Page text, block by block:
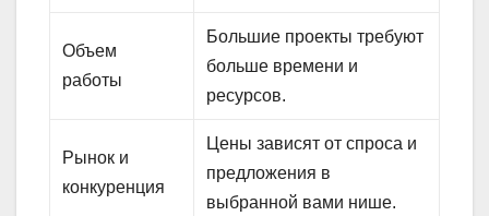
Объем
работы
Большие проекты требуют
больше времени и
ресурсов.
Рынок и
конкуренция
Цены зависят от спроса и
предложения в
выбранной вами нише.